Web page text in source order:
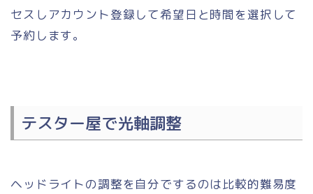
セスしアカウント登録して希望日と時間を選択して
予約します。
テスター屋で光軸調整
ヘッドライトの調整を自分でするのは比較的難易度